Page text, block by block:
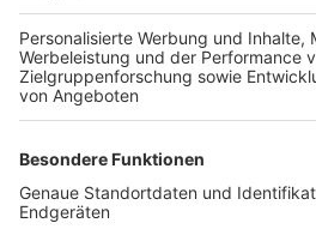
TOP-PARTNER